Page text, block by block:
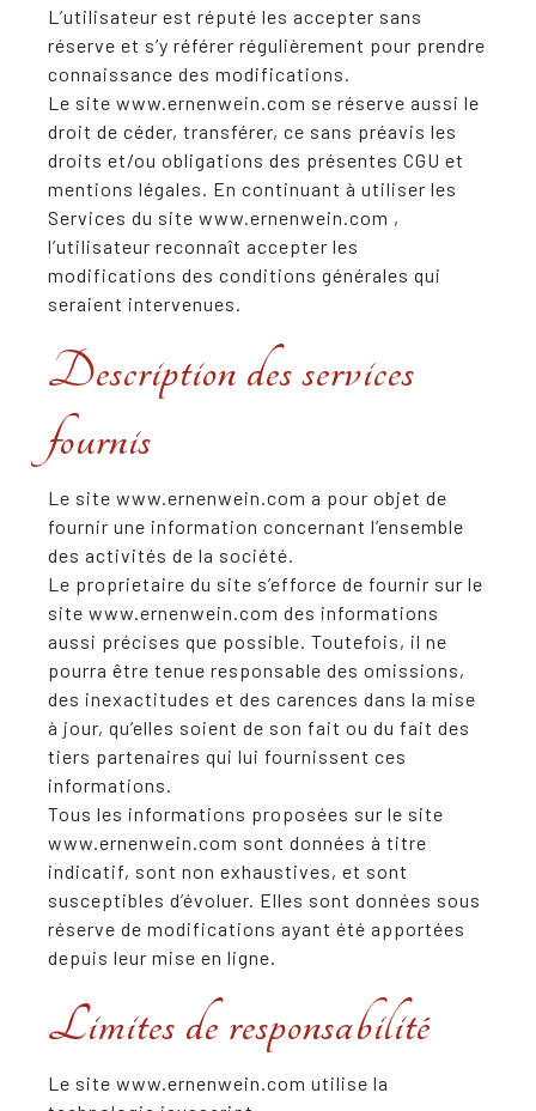
L’utilisateur est réputé les accepter sans
réserve et s’y référer régulièrement pour prendre
connaissance des modifications.
Le site www.ernenwein.com se réserve aussi le
droit de céder, transférer, ce sans préavis les
droits et/ou obligations des présentes CGU et
mentions légales. En continuant à utiliser les
Services du site www.ernenwein.com ,
l’utilisateur reconnaît accepter les
modifications des conditions générales qui
seraient intervenues.
Description des services
fournis
Le site www.ernenwein.com a pour objet de
fournir une information concernant l’ensemble
des activités de la société.
Le proprietaire du site s’efforce de fournir sur le
site www.ernenwein.com des informations
aussi précises que possible. Toutefois, il ne
pourra être tenue responsable des omissions,
des inexactitudes et des carences dans la mise
à jour, qu’elles soient de son fait ou du fait des
tiers partenaires qui lui fournissent ces
informations.
Tous les informations proposées sur le site
www.ernenwein.com sont données à titre
indicatif, sont non exhaustives, et sont
susceptibles d’évoluer. Elles sont données sous
réserve de modifications ayant été apportées
depuis leur mise en ligne.
Limites de responsabilité
Le site www.ernenwein.com utilise la